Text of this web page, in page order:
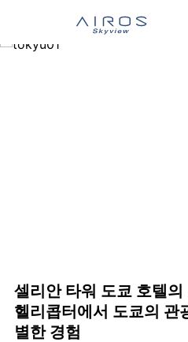
셀리안 타워 도쿄 호텔
헬리콥터에서 도쿄의 관
별한 경험